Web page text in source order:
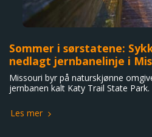
Sommer i sørstatene:
nedlagt jernbanelinje i
Missouri byr på naturskjønne
jernbanen kalt Katy Trail State Park.
Les mer